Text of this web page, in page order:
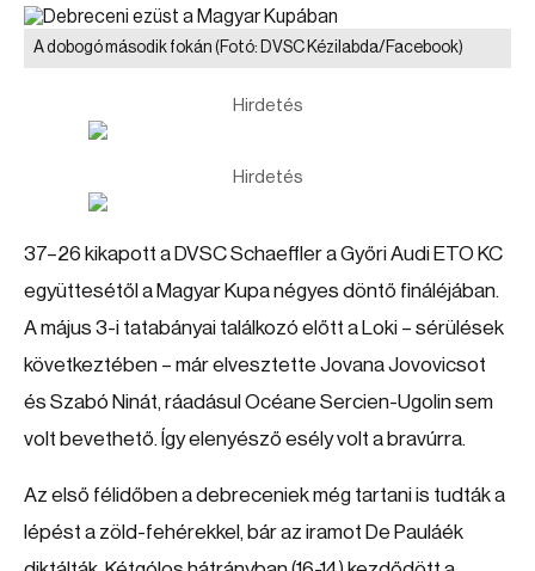
A dobogó második fokán (Fotó: DVSC Kézilabda/Facebook)
Hirdetés
Hirdetés
37–26 kikapott a DVSC Schaeffler a Győri Audi ETO KC
együttesétől a Magyar Kupa négyes döntő fináléjában.
A május 3-i tatabányai találkozó előtt a Loki – sérülések
következtében – már elvesztette Jovana Jovovicsot
és Szabó Ninát, ráadásul Océane Sercien-Ugolin sem
volt bevethető. Így elenyésző esély volt a bravúrra.
Az első félidőben a debreceniek még tartani is tudták a
lépést a zöld-fehérekkel, bár az iramot De Pauláék